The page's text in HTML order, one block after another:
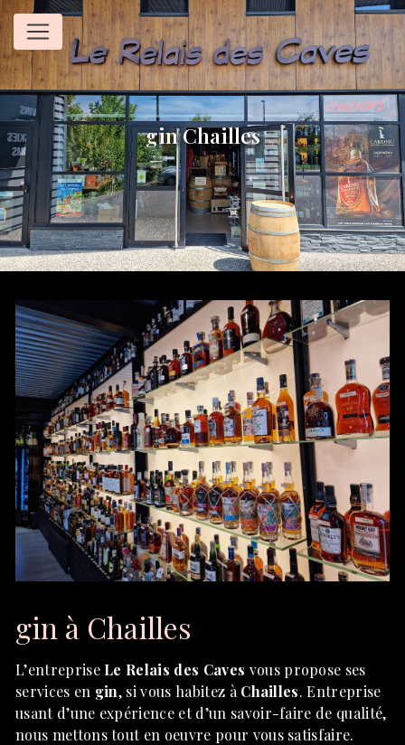
gin Chailles
gin à Chailles
L’entreprise Le Relais des Caves vous propose ses
services en gin, si vous habitez à Chailles. Entreprise
usant d’une expérience et d’un savoir-faire de qualité,
nous mettons tout en oeuvre pour vous satisfaire.
Panneau de gestion des cookies